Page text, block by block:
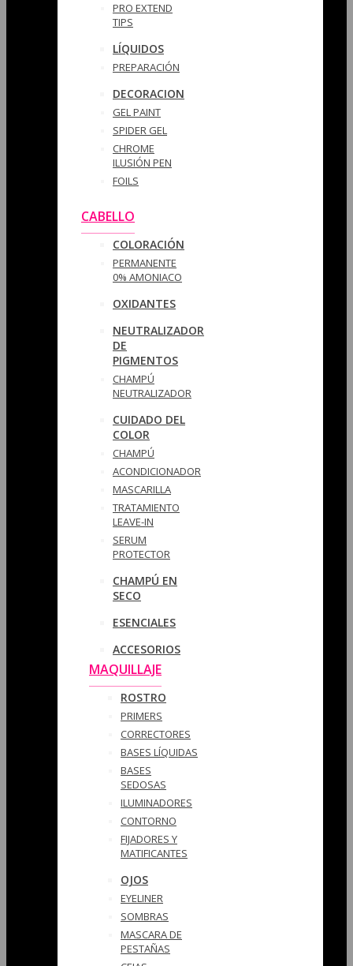
PRO EXTEND
TIPS
LÍQUIDOS
PREPARACIÓN
DECORACION
GEL PAINT
SPIDER GEL
CHROME
ILUSIÓN PEN
FOILS
CABELLO
COLORACIÓN
PERMANENTE
0% AMONIACO
OXIDANTES
NEUTRALIZADOR
DE
PIGMENTOS
CHAMPÚ
NEUTRALIZADOR
CUIDADO DEL
COLOR
CHAMPÚ
ACONDICIONADOR
MASCARILLA
TRATAMIENTO
LEAVE-IN
SERUM
PROTECTOR
CHAMPÚ EN
SECO
ESENCIALES
ACCESORIOS
MAQUILLAJE
ROSTRO
PRIMERS
CORRECTORES
BASES LÍQUIDAS
BASES
SEDOSAS
ILUMINADORES
CONTORNO
FIJADORES Y
MATIFICANTES
OJOS
EYELINER
SOMBRAS
MASCARA DE
PESTAÑAS